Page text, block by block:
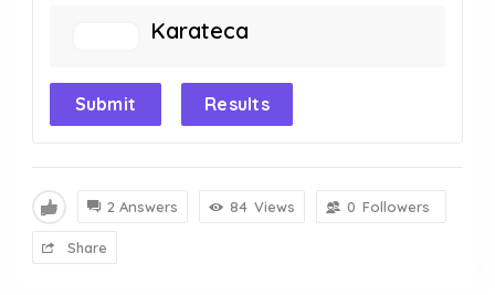
Karateca
Submit Results
2 Answers 84 Views 0 Followers
Share